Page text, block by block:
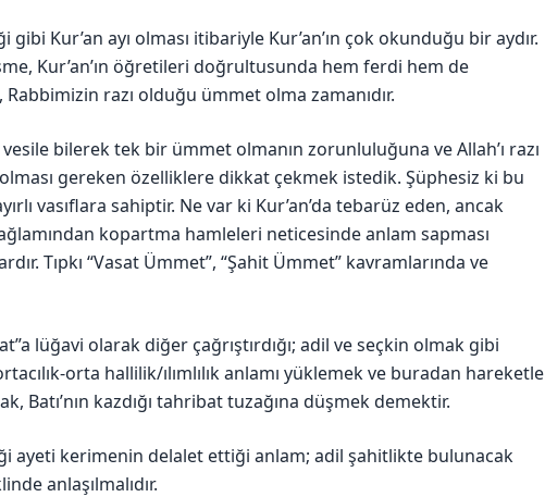
Kur’an ayı olması itibariyle Kur’an’ın çok okunduğu bir aydır.
Kur’an’ın öğretileri doğrultusunda hem ferdi hem de
razı olduğu ümmet olma zamanıdır.
bilerek tek bir ümmet olmanın zorunluluğuna ve Allah’ı razı
gereken özelliklere dikkat çekmek istedik. Şüphesiz ki bu
vasıflara sahiptir. Ne var ki Kur’an’da tebarüz eden, ancak
kopartma hamleleri neticesinde anlam sapması
Tıpkı “Vasat Ümmet”, “Şahit Ümmet” kavramlarında ve
lüğavi olarak diğer çağrıştırdığı; adil ve seçkin olmak gibi
orta hallilik/ılımlılık anlamı yüklemek ve buradan hareketle
Batı’nın kazdığı tahribat tuzağına düşmek demektir.
ayeti kerimenin delalet ettiği anlam; adil şahitlikte bulunacak
anlaşılmalıdır.